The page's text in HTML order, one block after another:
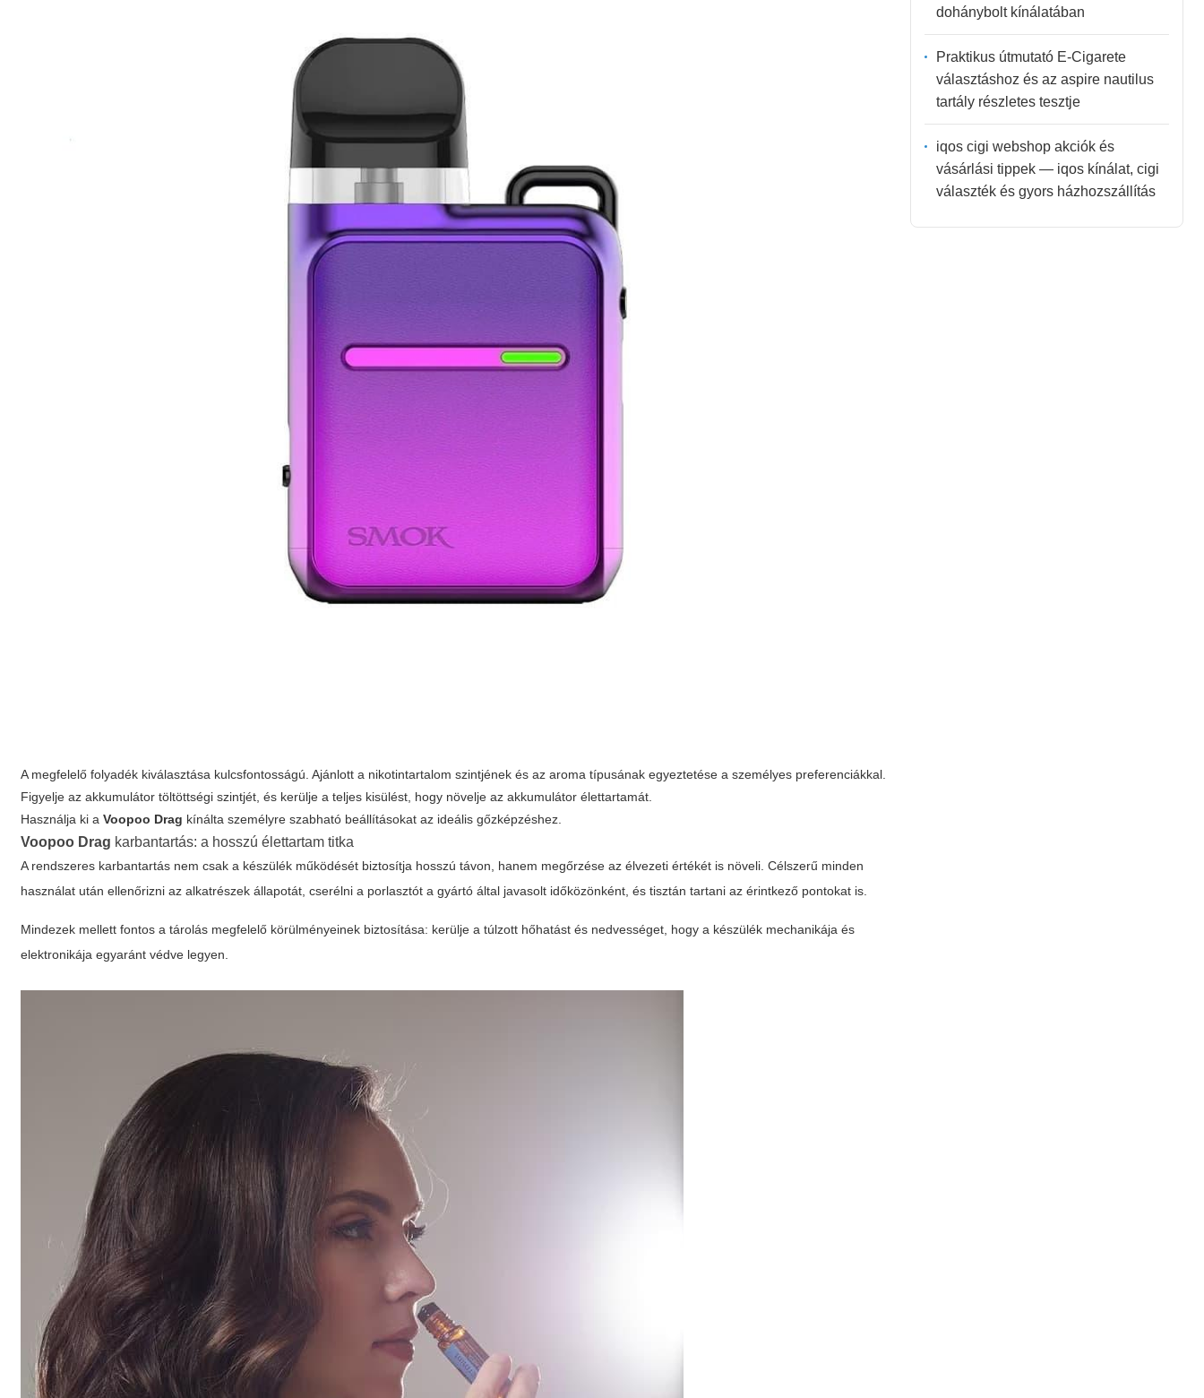
A megfelelő folyadék kiválasztása kulcsfontosságú. Ajánlott a nikotintartalom szintjének és az aroma típusának egyeztetése a személyes preferenciákkal.
Figyelje az akkumulátor töltöttségi szintjét, és kerülje a teljes kisülést, hogy növelje az akkumulátor élettartamát.
Használja ki aVoopoo Drag kínálta személyre szabható beállításokat az ideális gőzképzéshez.
Voopoo Drag karbantartás: a hosszú élettartam titka
A rendszeres karbantartás nem csak a készülék működését biztosítja hosszú távon, hanem megőrzése az élvezeti értékét is növeli. Célszerű minden
használat után ellenőrizni az alkatrészek állapotát, cserélni a porlasztót a gyártó által javasolt időközönként, és tisztán tartani az érintkező pontokat is.
Mindezek mellett fontos a tárolás megfelelő körülményeinek biztosítása: kerülje a túlzott hőhatást és nedvességet, hogy a készülék mechanikája és
elektronikája egyaránt védve legyen.
dohánybolt kínálatában
Praktikus útmutató E-Cigarete
választáshoz és az aspire nautilus
tartály részletes tesztje
iqos cigi webshop akciók és
vásárlási tippek — iqos kínálat, cigi
választék és gyors házhozszállítás